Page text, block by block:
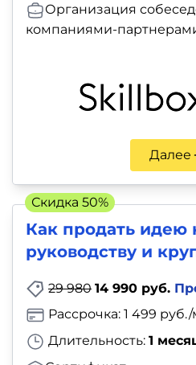
Организация
компаниями-
Далее
Как продать идею
руководству и
29 980 14 990 руб.
Длительность: 1
Рассрочка: 1 499
Скидка 50%